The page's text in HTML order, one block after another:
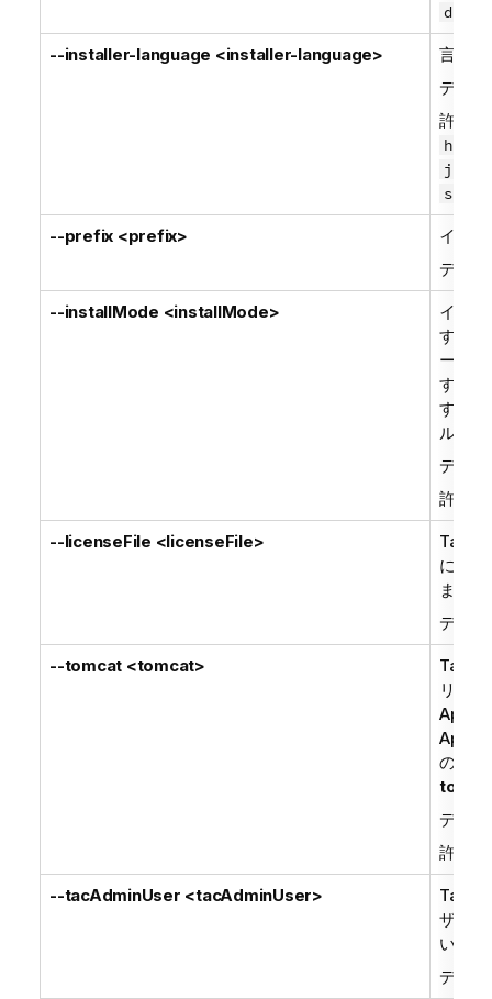
--installer-language <installer-language>
言語の
デフ
許可
hr
ja
sk
--prefix <prefix>
イン
デフ
--installMode <installMode>
イン
す。
ーネ
す。
する
ルでは
デフ
許可
--licenseFile <licenseFile>
Talend
には、
ます。
デフ
--tomcat <tomcat>
リケ
のオ
デフ
許可
--tacAdminUser <tacAdminUser>
ザー
い。
デフ